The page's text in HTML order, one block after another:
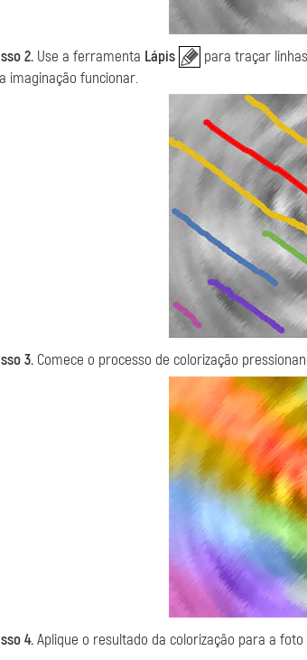
2. Use a ferramenta Lápis
para traçar
imaginação funcionar.
3. Comece o processo de colorização
4.Aplique o resultado da colorização para a